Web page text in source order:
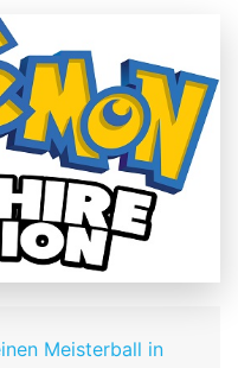
Meisterball in